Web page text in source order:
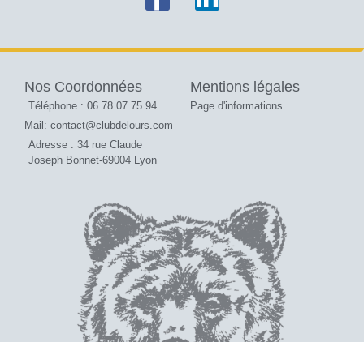
Nos Coordonnées
Téléphone : 06 78 07 75 94
Mail: contact@clubdelours.com
Adresse : 34 rue Claude
Joseph Bonnet-69004 Lyon
Mentions légales
Page d'informations